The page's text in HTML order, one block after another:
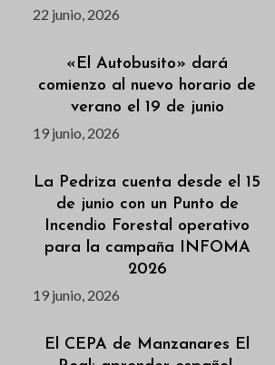
22 junio, 2026
«El Autobusito» dará
comienzo al nuevo horario de
verano el 19 de junio
19 junio, 2026
La Pedriza cuenta desde el 15
de junio con un Punto de
Incendio Forestal operativo
para la campaña INFOMA
2026
19 junio, 2026
El CEPA de Manzanares El